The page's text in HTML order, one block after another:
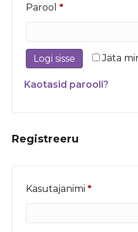
Parool *Nõutud
Jäta
Logi sisse
Kaotasid parooli?
Registreeru
Kasutajanimi *Nõutud